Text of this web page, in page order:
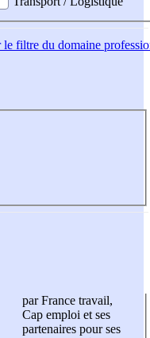
le filtre du domaine
par France travail,
Cap emploi et ses
partenaires pour ses